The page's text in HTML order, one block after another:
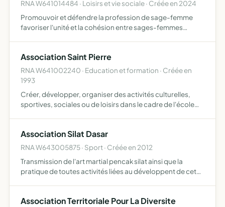
RNA W641014484 · Loisirs et vie sociale · Créée en 2024
Promouvoir et défendre la profession de sage-femme
favoriser l'unité et la cohésion entre sages-femmes
libérales et les …
Association Saint Pierre
RNA W641002240 · Education et formation · Créée en
1993
Créer, développer, organiser des activités culturelles,
sportives, sociales ou de loisirs dans le cadre de l'école
Association Silat Dasar
RNA W643005875 · Sport · Créée en 2012
Transmission de l'art martial pencak silat ainsi que la
pratique de toutes activités liées au développent de cet
Association Territoriale Pour La Diversite